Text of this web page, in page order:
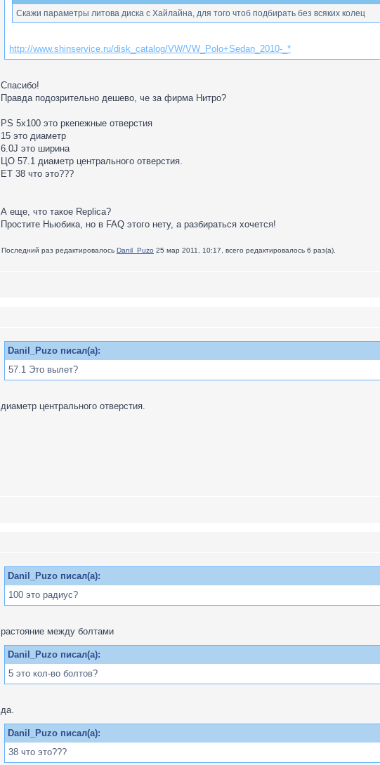
Скажи параметры литова диска с Хайлайна, для того чтоб подбирать без всяких колец
http://www.shinservice.ru/disk_catalog/VW/VW_Polo+Sedan_2010-_*
Спасибо!
Правда подозрительно дешево, че за фирма Нитро?
PS 5x100 это ркепежные отверстия
15 это диаметр
6.0J это ширина
ЦО 57.1 диаметр центрального отверстия.
ET 38 что это???
А еще, что такое Replica?
Простите Ньюбика, но в FAQ этого нету, а разбираться хочется!
Последний раз редактировалось Danil_Puzo 25 мар 2011, 10:17, всего редактировалось 6 раз(а).
Danil_Puzo писал(а):
57.1 Это вылет?
диаметр центрального отверстия.
Danil_Puzo писал(а):
100 это радиус?
растояние между болтами
Danil_Puzo писал(а):
5 это кол-во болтов?
да.
Danil_Puzo писал(а):
38 что это???